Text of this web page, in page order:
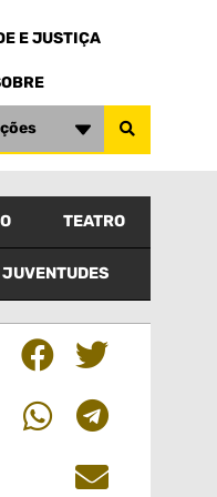
E JUSTIÇA
TEATRO